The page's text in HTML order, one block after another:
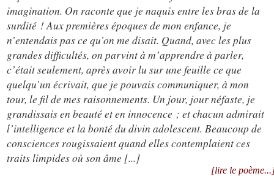
imagination. On raconte que je naquis entre les bras de la
surdité ! Aux premières époques de mon enfance, je
n’entendais pas ce qu’on me disait. Quand, avec les plus
grandes difficultés, on parvint à m’apprendre à parler,
c’était seulement, après avoir lu sur une feuille ce que
quelqu’un écrivait, que je pouvais communiquer, à mon
tour, le fil de mes raisonnements. Un jour, jour néfaste, je
grandissais en beauté et en innocence ; et chacun admirait
l’intelligence et la bonté du divin adolescent. Beaucoup de
consciences rougissaient quand elles contemplaient ces
traits limpides où son âme [...]
[lire le